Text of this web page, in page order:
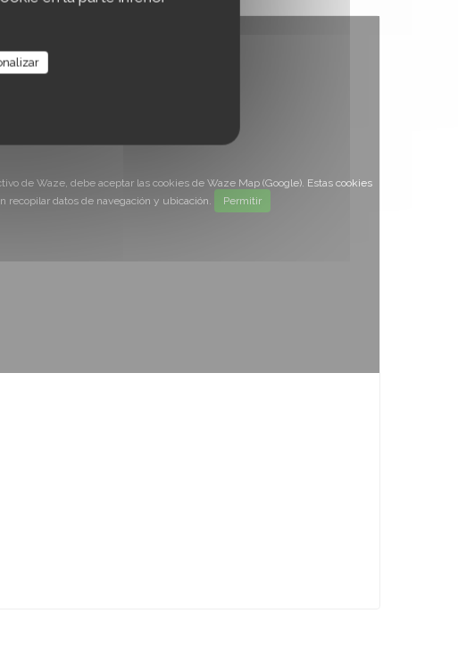
de Waze, debe aceptar las cookies de Waze Map (Google). Estas cookies
recopilar datos de navegación y ubicación.
Permitir